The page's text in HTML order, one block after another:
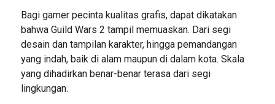
Bagi gamer pecinta kualitas grafis, dapat dikatakan
bahwa Guild Wars 2 tampil memuaskan. Dari segi
desain dan tampilan karakter, hingga pemandangan
yang indah, baik di alam maupun di dalam kota. Skala
yang dihadirkan benar-benar terasa dari segi
lingkungan.